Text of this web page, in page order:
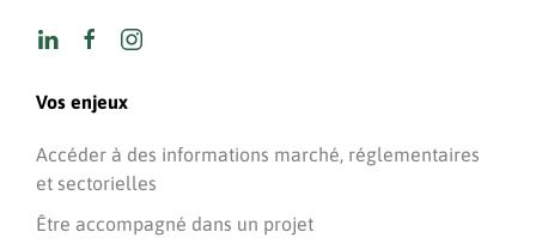
Vos enjeux
Accéder à des informations marché, réglementaires
et sectorielles
Être accompagné dans un projet